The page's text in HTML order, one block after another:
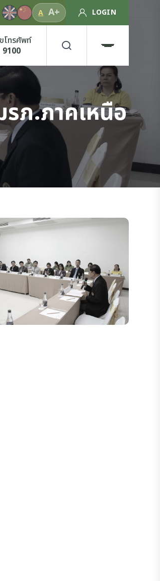
A A+ LOGIN
โทรศัพท์
9100
ภ.ภาคเหนือ